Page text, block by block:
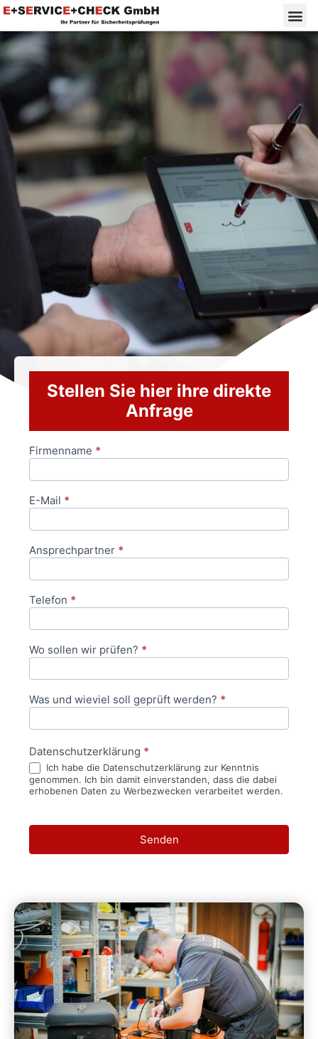
Stellen Sie hier ihre direkte
Anfrage
Anfrageformular
Firmenname *
E-Mail *
Ansprechpartner *
Telefon *
Wo sollen wir prüfen? *
Was und wieviel soll geprüft werden? *
Datenschutzerklärung *
Ich habe die Datenschutzerklärung zur Kenntnis
genommen. Ich bin damit einverstanden, dass die dabei
erhobenen Daten zu Werbezwecken verarbeitet werden.
Senden